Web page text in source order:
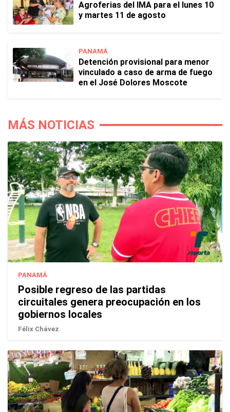
Agroferias del IMA para el lunes 10
y martes 11 de agosto
PANAMÁ
Detención provisional para menor
vinculado a caso de arma de fuego
en el José Dolores Moscote
MÁS NOTICIAS
PANAMÁ
Posible regreso de las partidas
circuitales genera preocupación en los
gobiernos locales
Félix Chávez